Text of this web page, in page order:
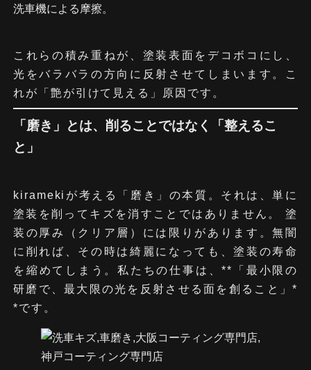
https://kirameki.ne.jp/interview https://kirameki.ne.jp/users-voice
#03 #04 #05
#01 #02
洗車機による摩擦。
これらの積み重ねが、塗装表面をデコボコにし、
光をバラバラの方向に反射させてしまいます。こ
れが「艶が引けて見える」原因です。
「磨き」とは、削ることではなく「整えるこ
と」
kiramekiが考える「磨き」の本質。それは、単に
塗装を削ってキズを消すことではありません。 塗
装の厚み（クリア層）には限りがあります。無闇
に削れば、その時は綺麗になっても、塗装の寿命
を縮めてしまう。私たちの仕事は、**「最小限の
研磨で、最大限の光を反射させる面を創ること」*
*です。